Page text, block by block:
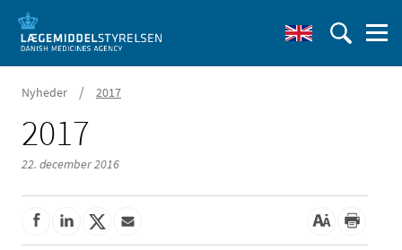
Nyheder / 2017
2017
22. december 2016